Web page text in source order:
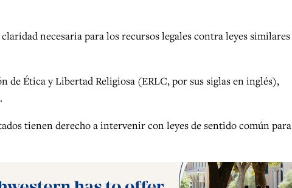
necesaria para los recursos legales contra leyes similares
de Ética y Libertad Religiosa (ERLC, por sus siglas en inglés),
tienen derecho a intervenir con leyes de sentido común para